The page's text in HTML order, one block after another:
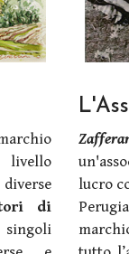
livello
di
lucro